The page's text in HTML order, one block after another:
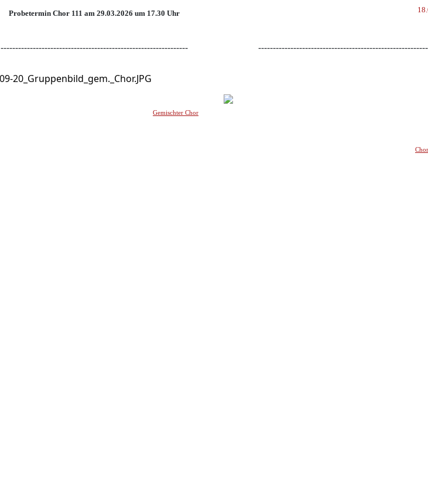
Probetermin Chor 111 am 29.03.2026 um 17.30 Uhr
----------------------------------------------------------------
Gemischter Chor